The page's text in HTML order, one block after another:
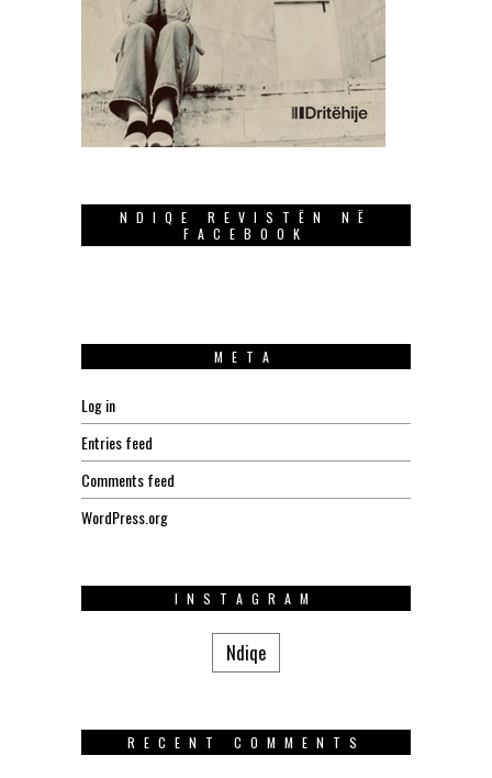
NDIQE REVISTËN NË
FACEBOOK
META
Log in
Entries feed
Comments feed
WordPress.org
INSTAGRAM
Ndiqe
RECENT COMMENTS